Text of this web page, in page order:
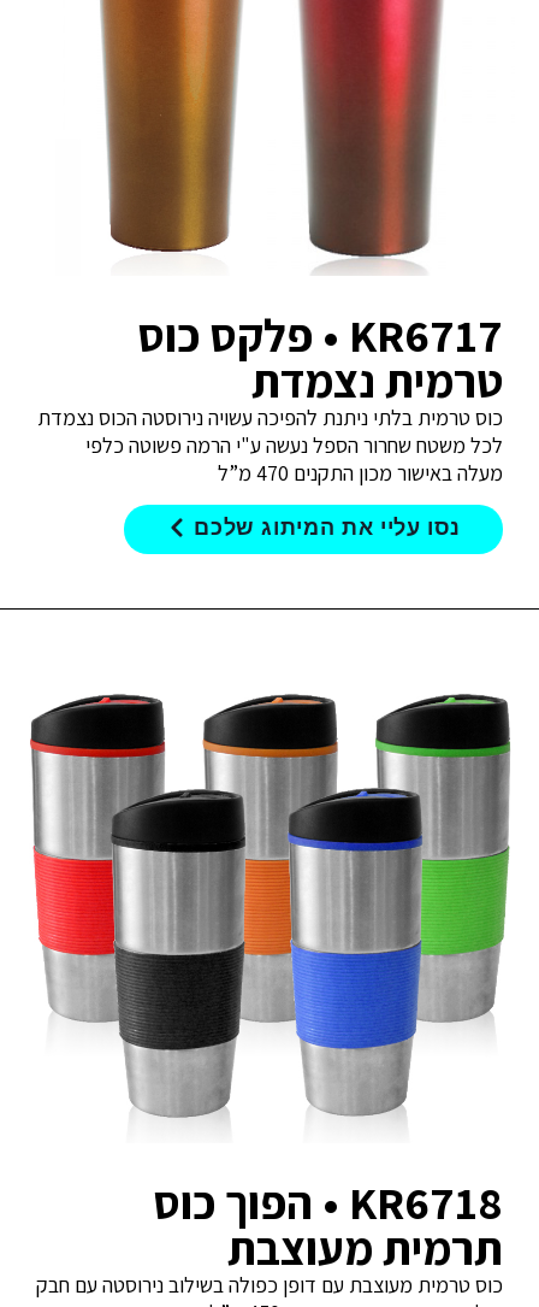
KR6717 • פלקס כוס
טרמית נצמדת
כוס טרמית בלתי ניתנת להפיכה עשויה נירוסטה הכוס נצמדת
לכל משטח שחרור הספל נעשה ע"י הרמה פשוטה כלפי
מעלה באישור מכון התקנים 470 מ”ל
נסו עליי את המיתוג שלכם
KR6718 • הפוך כוס
תרמית מעוצבת
כוס טרמית מעוצבת עם דופן כפולה בשילוב נירוסטה עם חבק